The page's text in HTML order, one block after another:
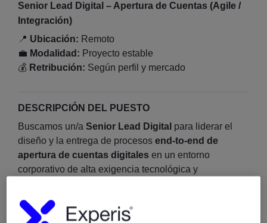
Senior Lead Digital – Apertura de Cuentas (Agile /
Integración)
📍 Ubicación: Remoto
💼 Modalidad: Proyecto estable
💰 Retribución: Según perfil y mercado
DESCRIPCIÓN DEL PUESTO
Buscamos un/a Senior Lead Digital para liderar el
diseño y la entrega de procesos end‑to‑end de
apertura de cuentas digitales en un entorno
corporativo de alta exigencia tecnológica y
La posición combinaliderazgo técnico, visión